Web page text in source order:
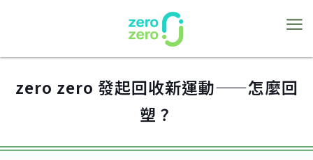
zero zero 發起回收新運動——怎麼回
塑？